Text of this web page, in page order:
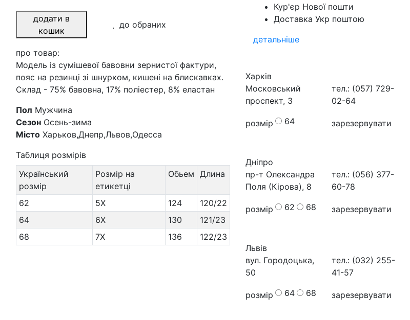
додати в
кошик
до обраних
про товар:
Модель із сумішевої бавовни зернистої фактури,
пояс на резинці зі шнурком, кишені на блискавках.
Склад - 75% бавовна, 17% поліестер, 8% еластан
Пол Мужчина
Сезон Осень-зима
Місто Харьков,Днепр,Львов,Одесса
Таблиця розмірів
Український
розмір
Розмір на
етикетці
Обьем Длина
62 5X 124
120/22
64
6X 130
121/23
68
7X 136 122/23
Кур'єр Нової пошти
Доставка Укр поштою
детальніше
Харків
Московський
проспект, 3
тел.: (057) 729-
02-64
розмір 64 зарезервувати
Дніпро
пр-т Олександра
Поля (Кірова), 8
тел.: (056) 377-
60-78
розмір 62 68 зарезервувати
Львів
вул. Городоцька,
50
тел.: (032) 255-
41-57
розмір 64 68 зарезервувати